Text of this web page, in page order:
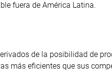
fuera de América Latina.
de la posibilidad de
más eficientes que sus